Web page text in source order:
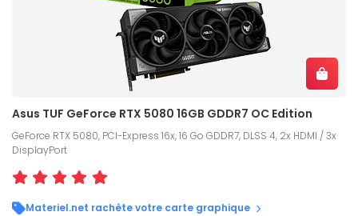
Asus TUF GeForce RTX 5080 16GB GDDR7 OC Edition
GeForce RTX 5080, PCI-Express 16x, 16 Go GDDR7, DLSS 4, 2x HDMI / 3x
DisplayPort
Materiel.net rachète votre carte graphique